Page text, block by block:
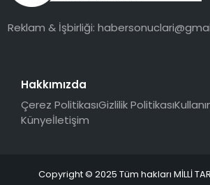
Reklam & İşbirliği:
Hakkımızda
Çerez PolitikasıGizlilik Politikası
Künyeİletişim
Copyright © 2025 Tüm hakları MİLLİ